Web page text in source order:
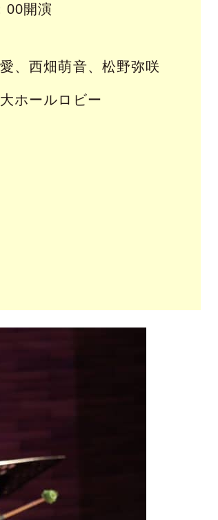
00開演
、西畑萌音、松野弥咲
ホールロビー